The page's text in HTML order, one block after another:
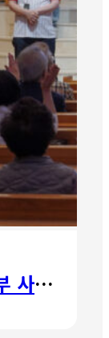
사랑부 사랑주일